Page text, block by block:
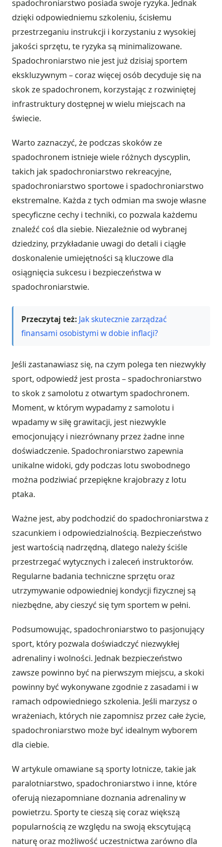
spadochroniarstwo posiada swoje ryzyka. Jednak
dzięki odpowiedniemu szkoleniu, ścisłemu
przestrzeganiu instrukcji i korzystaniu z wysokiej
jakości sprzętu, te ryzyka są minimalizowane.
Spadochroniarstwo nie jest już dzisiaj sportem
ekskluzywnym – coraz więcej osób decyduje się na
skok ze spadochronem, korzystając z rozwiniętej
infrastruktury dostępnej w wielu miejscach na
świecie.
Warto zaznaczyć, że podczas skoków ze
spadochronem istnieje wiele różnych dyscyplin,
takich jak spadochroniarstwo rekreacyjne,
spadochroniarstwo sportowe i spadochroniarstwo
ekstremalne. Każda z tych odmian ma swoje własne
specyficzne cechy i techniki, co pozwala każdemu
znaleźć coś dla siebie. Niezależnie od wybranej
dziedziny, przykładanie uwagi do detali i ciągłe
doskonalenie umiejętności są kluczowe dla
osiągnięcia sukcesu i bezpieczeństwa w
spadochroniarstwie.
Przeczytaj też: Jak skutecznie zarządzać
finansami osobistymi w dobie inflacji?
Jeśli zastanawiasz się, na czym polega ten niezwykły
sport, odpowiedź jest prosta – spadochroniarstwo
to skok z samolotu z otwartym spadochronem.
Moment, w którym wypadamy z samolotu i
wpadamy w siłę grawitacji, jest niezwykle
emocjonujący i niezrównany przez żadne inne
doświadczenie. Spadochroniarstwo zapewnia
unikalne widoki, gdy podczas lotu swobodnego
można podziwiać przepiękne krajobrazy z lotu
ptaka.
Ważne jest, aby podchodzić do spadochroniarstwa z
szacunkiem i odpowiedzialnością. Bezpieczeństwo
jest wartością nadrzędną, dlatego należy ściśle
przestrzegać wytycznych i zaleceń instruktorów.
Regularne badania techniczne sprzętu oraz
utrzymywanie odpowiedniej kondycji fizycznej są
niezbędne, aby cieszyć się tym sportem w pełni.
Podsumowując, spadochroniarstwo to pasjonujący
sport, który pozwala doświadczyć niezwykłej
adrenaliny i wolności. Jednak bezpieczeństwo
zawsze powinno być na pierwszym miejscu, a skoki
powinny być wykonywane zgodnie z zasadami i w
ramach odpowiedniego szkolenia. Jeśli marzysz o
wrażeniach, których nie zapomnisz przez całe życie,
spadochroniarstwo może być idealnym wyborem
dla ciebie.
W artykule omawiane są sporty lotnicze, takie jak
paralotniarstwo, spadochroniarstwo i inne, które
oferują niezapomniane doznania adrenaliny w
powietrzu. Sporty te cieszą się coraz większą
popularnością ze względu na swoją ekscytującą
naturę oraz możliwość uczestnictwa zarówno dla